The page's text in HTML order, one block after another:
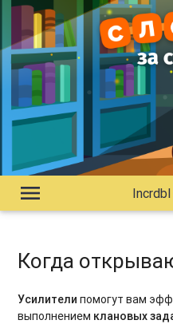
menu
Когда
Усилители помогут вам
выполнением клановых